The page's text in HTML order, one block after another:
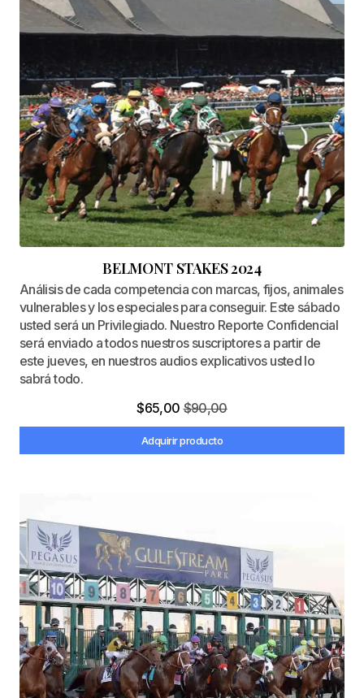
BELMONT STAKES 2024
Análisis de cada competencia con marcas, fijos, animales
vulnerables y los especiales para conseguir. Este sábado
usted será un Privilegiado. Nuestro Reporte Confidencial
será enviado a todos nuestros suscriptores a partir de
este jueves, en nuestros audios explicativos usted lo
sabrá todo.
$90,00
$65,00
Adquirir producto